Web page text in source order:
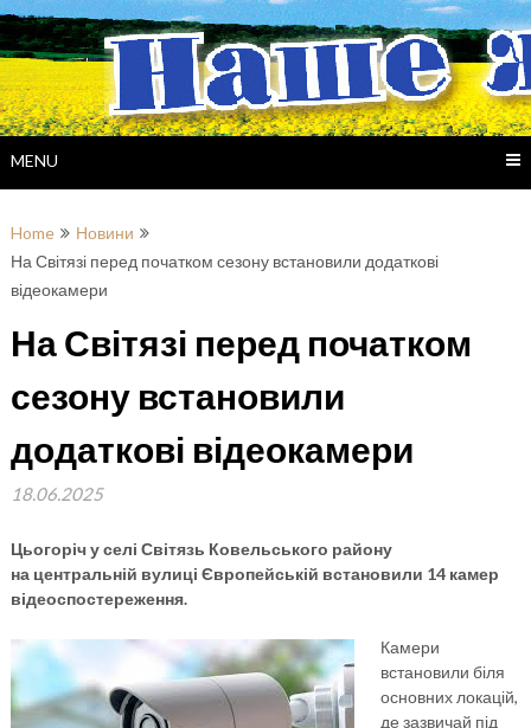
Skip
to
content
MENU
Home
Новини
На Світязі перед початком сезону встановили додаткові
відеокамери
На Світязі перед початком
сезону встановили
додаткові відеокамери
18.06.2025
Цьогоріч у селі Світязь Ковельського району
на центральній вулиці Європейській встановили 14 камер
відеоспостереження.
Камери
встановили біля
основних локацій,
де зазвичай під